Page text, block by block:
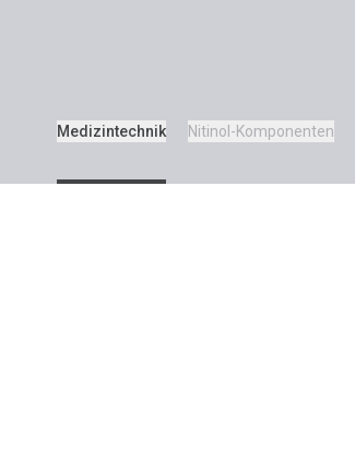
Medizintechnik Nitinol-Komponenten